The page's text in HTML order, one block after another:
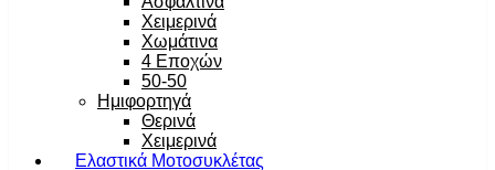
Χειμερινά
Χωμάτινα
4 Εποχών
50-50
Ημιφορτηγά
Θερινά
Χειμερινά
Ελαστικά Μοτοσυκλέτας